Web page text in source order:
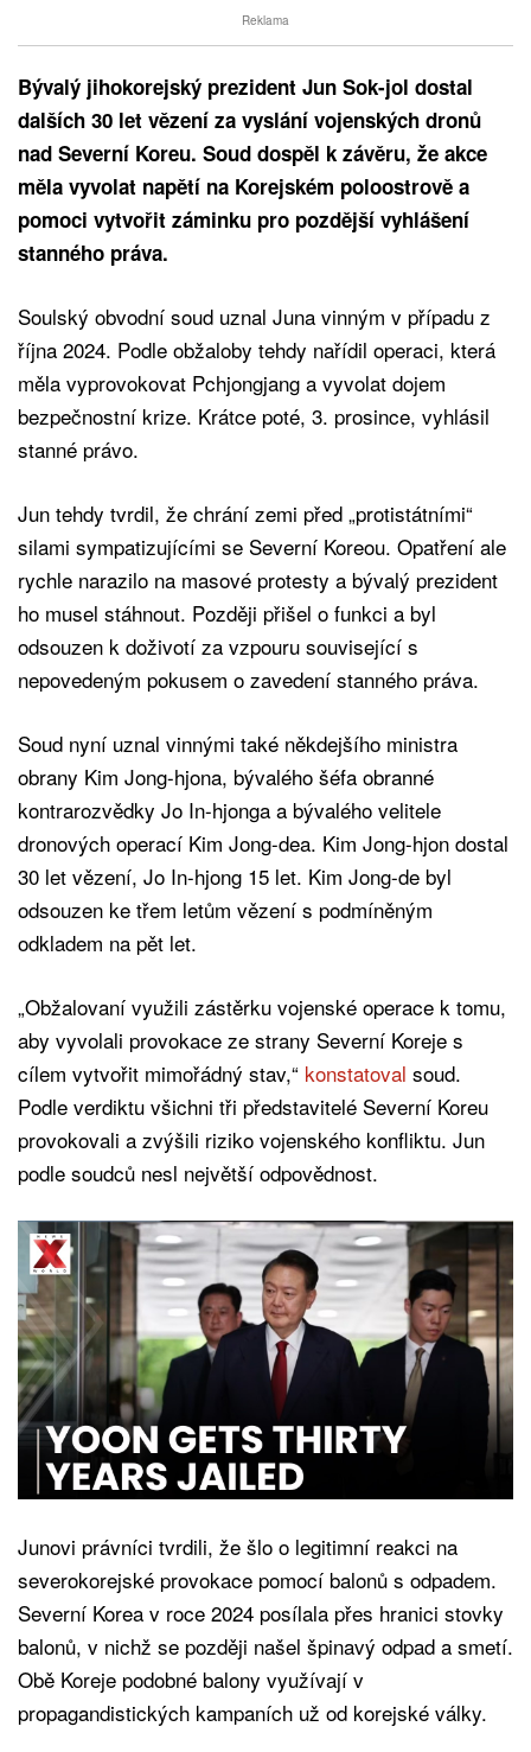
Reklama
Bývalý jihokorejský prezident Jun Sok-jol dostal
dalších 30 let vězení za vyslání vojenských dronů
nad Severní Koreu. Soud dospěl k závěru, že akce
měla vyvolat napětí na Korejském poloostrově a
pomoci vytvořit záminku pro pozdější vyhlášení
stanného práva.
Soulský obvodní soud uznal Juna vinným v případu z
října 2024. Podle obžaloby tehdy nařídil operaci, která
měla vyprovokovat Pchjongjang a vyvolat dojem
bezpečnostní krize. Krátce poté, 3. prosince, vyhlásil
stanné právo.
Jun tehdy tvrdil, že chrání zemi před „protistátními“
silami sympatizujícími se Severní Koreou. Opatření ale
rychle narazilo na masové protesty a bývalý prezident
ho musel stáhnout. Později přišel o funkci a byl
odsouzen k doživotí za vzpouru související s
nepovedeným pokusem o zavedení stanného práva.
Soud nyní uznal vinnými také někdejšího ministra
obrany Kim Jong-hjona, bývalého šéfa obranné
kontrarozvědky Jo In-hjonga a bývalého velitele
dronových operací Kim Jong-dea. Kim Jong-hjon dostal
30 let vězení, Jo In-hjong 15 let. Kim Jong-de byl
odsouzen ke třem letům vězení s podmíněným
odkladem na pět let.
„Obžalovaní využili zástěrku vojenské operace k tomu,
aby vyvolali provokace ze strany Severní Koreje s
cílem vytvořit mimořádný stav,“ konstatoval soud.
Podle verdiktu všichni tři představitelé Severní Koreu
provokovali a zvýšili riziko vojenského konfliktu. Jun
podle soudců nesl největší odpovědnost.
Junovi právníci tvrdili, že šlo o legitimní reakci na
severokorejské provokace pomocí balonů s odpadem.
Severní Korea v roce 2024 posílala přes hranici stovky
balonů, v nichž se později našel špinavý odpad a smetí.
Obě Koreje podobné balony využívají v
propagandistických kampaních už od korejské války.